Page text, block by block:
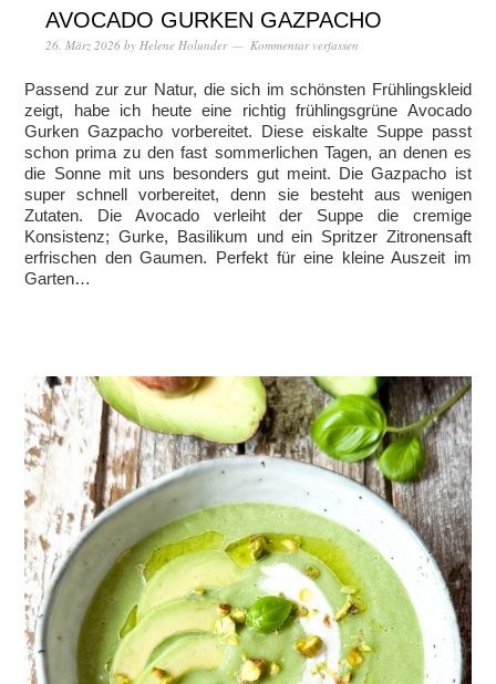
AVOCADO GURKEN GAZPACHO
26. März 2026 by Helene Holunder Kommentar verfassen
Passend zur zur Natur, die sich im schönsten Frühlingskleid
zeigt, habe ich heute eine richtig frühlingsgrüne Avocado
Gurken Gazpacho vorbereitet. Diese eiskalte Suppe passt
schon prima zu den fast sommerlichen Tagen, an denen es
die Sonne mit uns besonders gut meint. Die Gazpacho ist
super schnell vorbereitet, denn sie besteht aus wenigen
Zutaten. Die Avocado verleiht der Suppe die cremige
Konsistenz; Gurke, Basilikum und ein Spritzer Zitronensaft
erfrischen den Gaumen. Perfekt für eine kleine Auszeit im
Garten…